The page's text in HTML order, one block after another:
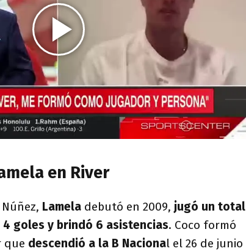
en River
Lamela debutó en 2009, jugó un total
goles y brindó 6 asistencias. Coco formó
que descendió a la B Nacional el 26 de junio